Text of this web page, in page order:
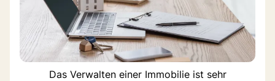
Das Verwalten einer Immobilie ist sehr